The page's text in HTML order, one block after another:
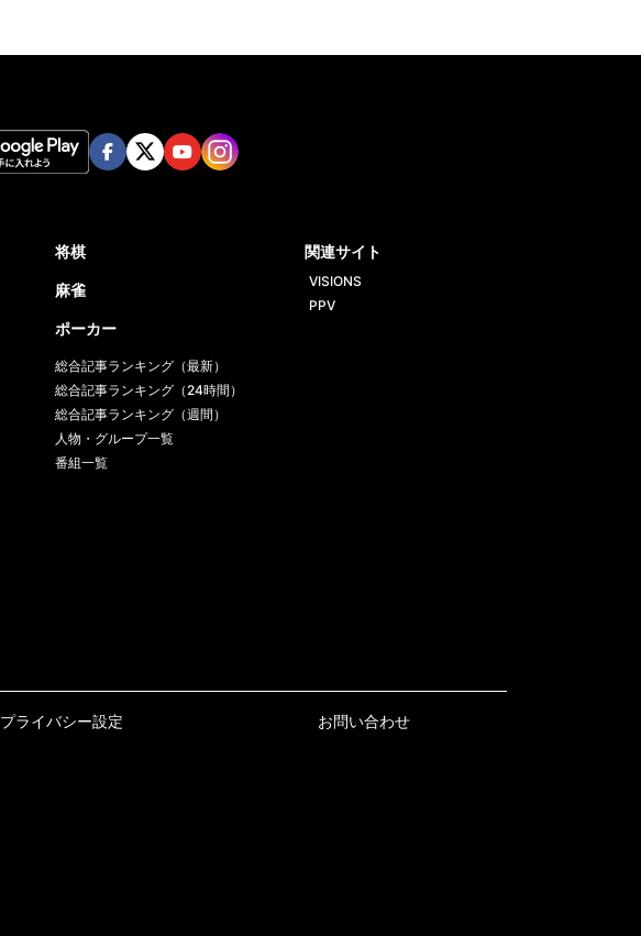
将棋
麻雀
ポーカー
総合記事ランキング（最新）
総合記事ランキング（24時間）
総合記事ランキング（週間）
人物・グループ一覧
番組一覧
関連サイト
VISIONS
PPV
プライバシー設定 お問い合わせ